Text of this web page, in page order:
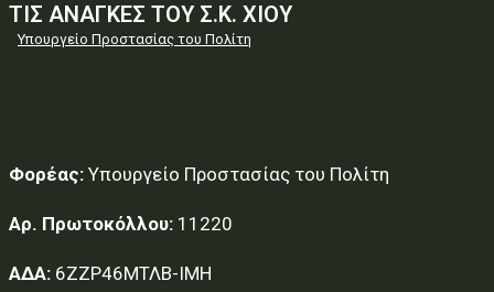
ΤΙΣ ΑΝΑΓΚΕΣ ΤΟΥ Σ.Κ. ΧΙΟΥ
Υπουργείο Προστασίας του Πολίτη
Φορέας: Υπουργείο Προστασίας του Πολίτη
Αρ. Πρωτοκόλλου: 11220
ΑΔΑ: 6ΖΖΡ46ΜΤΛΒ-ΙΜΗ